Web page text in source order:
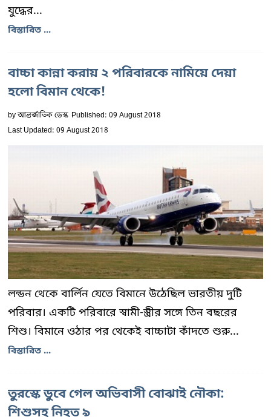
যুদ্ধের...
বিস্তারিত ...
বাচ্চা কান্না করায় ২ পরিবারকে নামিয়ে দেয়া
হলো বিমান থেকে!
byআন্তর্জাতিক ডেস্ক Published: 09 August 2018
Last Updated: 09 August 2018
লন্ডন থেকে বার্লিন যেতে বিমানে উঠেছিল ভারতীয় দুটি
পরিবার। একটি পরিবারে স্বামী-স্ত্রীর সঙ্গে তিন বছরের
শিশু। বিমানে ওঠার পর থেকেই বাচ্চাটা কাঁদতে শুরু...
বিস্তারিত ...
তুরস্কে ডুবে গেল অভিবাসী বোঝাই নৌকা:
শিশুসহ নিহত ৯